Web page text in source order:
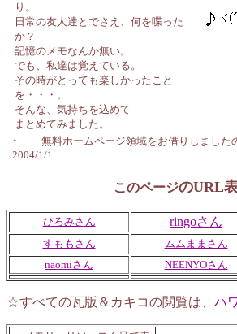
り。
日常の友人達とでさえ、何を喋った
か？
記憶のメモなんか無い。
でも、私達は覚えている。
その時がとっても楽しかったこと
を・・・。
そんな、気持ちを込めて
まとめてみました。
あ
↑ 無料ホームページ領域をお借りしました
このページのURL
ひろみさん ringoさん
すももさん
ムムままさん
naomiさん
NEENYOさん
☆すべての瓦版＆カキコの閲覧は、 ハ